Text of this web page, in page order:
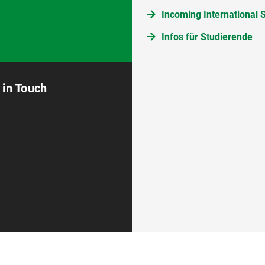
Incoming International
Infos für Studierende
Touch